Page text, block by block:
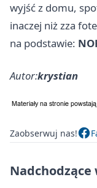
wyjść z domu,
inaczej niż zza
na podstawie:
Autor:krystian
Zaobserwuj nas!